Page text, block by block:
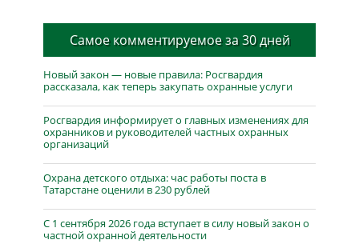
Самое комментируемое за 30 дней
Новый закон — новые правила: Росгвардия
рассказала, как теперь закупать охранные услуги
Росгвардия информирует о главных изменениях для
охранников и руководителей частных охранных
организаций
Охрана детского отдыха: час работы поста в
Татарстане оценили в 230 рублей
С 1 сентября 2026 года вступает в силу новый закон о
частной охранной деятельности